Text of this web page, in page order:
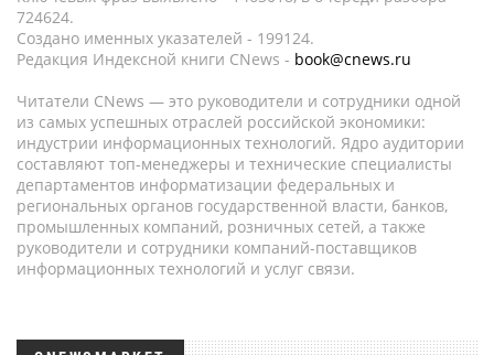
724624.
Создано именных указателей - 199124.
Редакция Индексной книги CNews - book@cnews.ru
Читатели CNews — это руководители и сотрудники одной
из самых успешных отраслей российской экономики:
индустрии информационных технологий. Ядро аудитории
составляют топ-менеджеры и технические специалисты
департаментов информатизации федеральных и
региональных органов государственной власти, банков,
промышленных компаний, розничных сетей, а также
руководители и сотрудники компаний-поставщиков
информационных технологий и услуг связи.